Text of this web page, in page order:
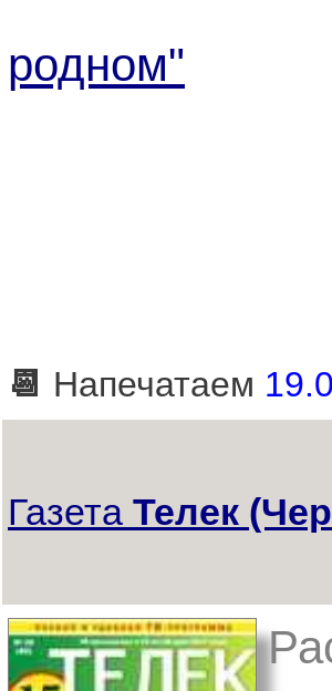
родном"
📆 Напечатаем
Газета Телек